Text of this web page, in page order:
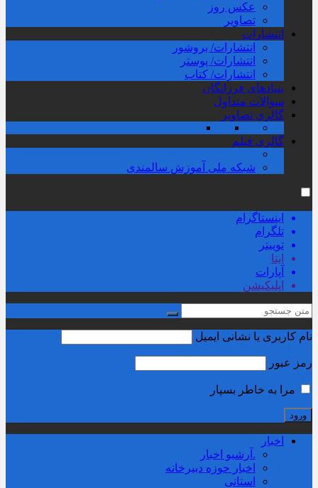
عکس روز
تصاویر
انتشارات
انتشارات/ بروشور
انتشارات/ پوستر
انتشارات/ کتاب
بنیادهای فرزانگان
سوالات متداول
گالری تصاویر
گالری فیلم
شبکه ملی آموزش سالمندی
اینستاگرام
تلگرام
توییتر
ایتا
آپارات
اپلیکیشن
نام کاربری یا نشانی ایمیل
رمز عبور
مرا به خاطر بسپار
اخبار
.آرشیو اخبار
اخبار حوزه دبیرخانه
استانی